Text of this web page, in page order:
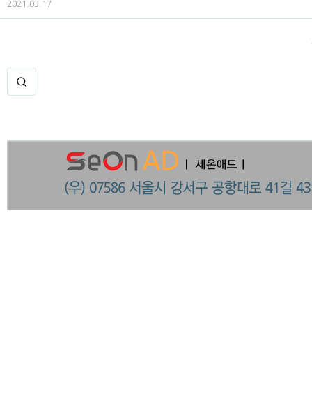
2021.03.17